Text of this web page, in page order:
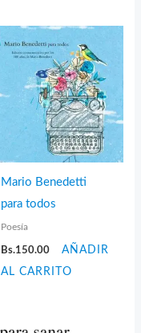
Mario Benedetti
para todos
Poesía
Bs.150.00
AÑADIR
AL CARRITO